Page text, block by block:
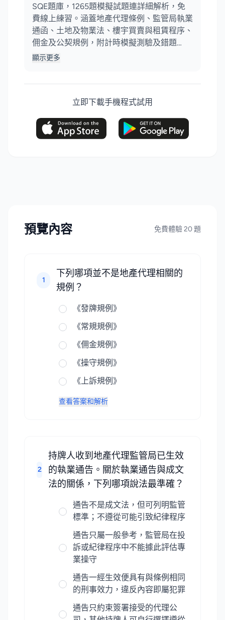
SQE題庫，1265題模擬試題連詳細解析，免
費線上練習。涵蓋地產代理條例、監管局執業
通函、土地及物業法、樓宇買賣與租賃程序、
佣金及公契規例，附計時模擬測驗及錯題…
顯示更多
立即下載手機程式試用
預覽內容 免費體驗 20 題
1
下列哪項並不是地產代理相關的
規例？
《發牌規例》
《常規規例》
《佣金規例》
《操守規例》
《上訴規例》
查看答案和解析
2
持牌人收到地產代理監管局已生效
的執業通告。關於執業通告與成文
法的關係，下列哪項說法最準確？
通告不是成文法，但可列明監管
標準；不遵從可能引致紀律程序
通告只屬一般參考，監管局在投
訴或紀律程序中不能據此評估專
業操守
通告一經生效便具有與條例相同
的刑事效力，違反內容即屬犯罪
通告只約束簽署接受的代理公